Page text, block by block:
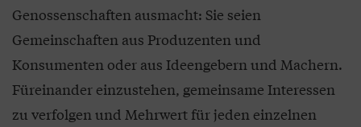
Genossenschaften ausmacht: Sie seien
Gemeinschaften aus Produzenten und
Konsumenten oder aus Ideengebern und Machern.
Füreinander einzustehen, gemeinsame Interessen
zu verfolgen und Mehrwert für jeden einzelnen